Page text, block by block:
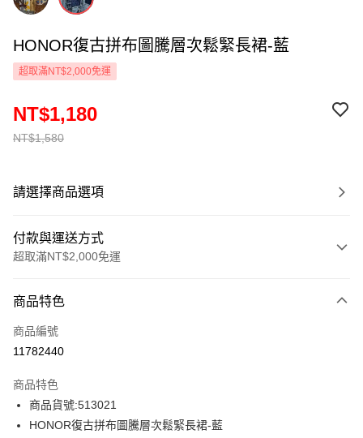
HONOR復古拼布圖騰層次鬆緊長裙-藍
超取滿NT$2,000免運
NT$1,580
NT$1,180
請選擇商品選項
付款與運送方式
超取滿NT$2,000免運
信用卡一次付款
超商取貨付款
Apple Pay
街口支付
商品特色
商品編號
11782440
商品特色
商品貨號:513021
HONOR復古拼布圖騰層次鬆緊長裙-藍